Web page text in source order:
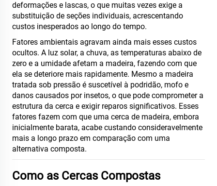
deformações e lascas, o que muitas vezes exige a
substituição de seções individuais, acrescentando
custos inesperados ao longo do tempo.
Fatores ambientais agravam ainda mais esses custos
ocultos. A luz solar, a chuva, as temperaturas abaixo de
zero e a umidade afetam a madeira, fazendo com que
ela se deteriore mais rapidamente. Mesmo a madeira
tratada sob pressão é suscetível à podridão, mofo e
danos causados por insetos, o que pode comprometer a
estrutura da cerca e exigir reparos significativos. Esses
fatores fazem com que uma cerca de madeira, embora
inicialmente barata, acabe custando consideravelmente
mais a longo prazo em comparação com uma
alternativa composta.
Como as Cercas Compostas